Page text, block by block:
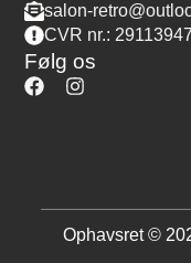
salon-
CVR nr.: 29113947
Følg os
Ophavsret ©